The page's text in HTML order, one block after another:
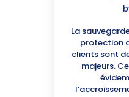
La
protection
clients sont
majeurs.